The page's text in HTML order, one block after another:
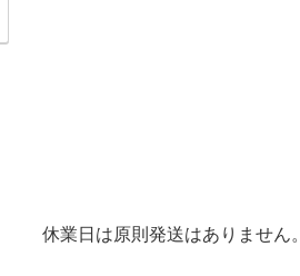
休業日は原則発送はありません。